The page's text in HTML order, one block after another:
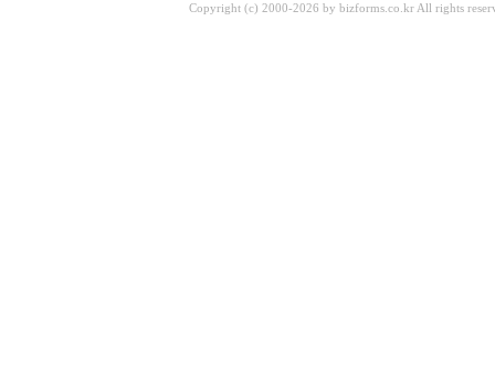
Copyright (c) 2000-2026 by bizforms.co.kr All rights